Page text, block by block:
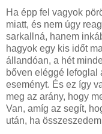
Ha épp fel vagyok
miatt, és nem úgy
sarkallná, hanem
hagyok egy kis időt
állandóan, a hét
bőven eléggé lefoglal
eseményt. És ez így
meg az arány, hogy
Van, amíg az segít,
után, ha